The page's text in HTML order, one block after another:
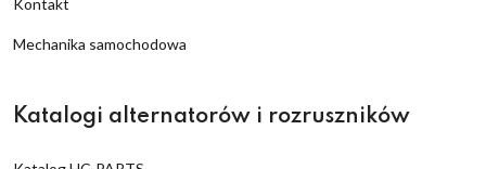
Mechanika samochodowa
Katalogi alternatorów i rozruszników